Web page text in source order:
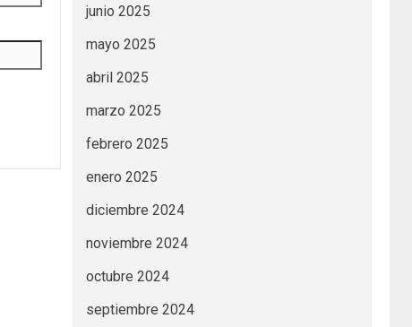
junio 2025
mayo 2025
abril 2025
marzo 2025
febrero 2025
enero 2025
diciembre 2024
noviembre 2024
octubre 2024
septiembre 2024